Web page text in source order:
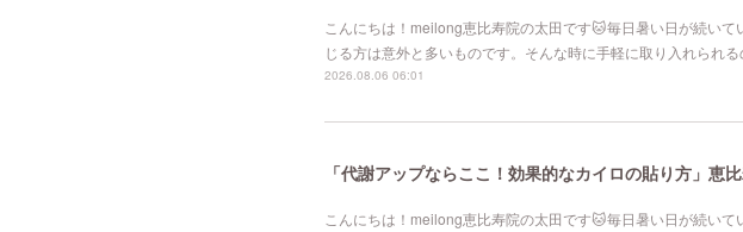
こんにちは！meilong恵比寿院の太田です🐱毎日暑い日が続い
じる方は意外と多いものです。そんな時に手軽に取り入れられ
2026.08.06 06:01
「代謝アップならここ！効果的なカイロの貼り方」
こんにちは！meilong恵比寿院の太田です🐱毎日暑い日が続い